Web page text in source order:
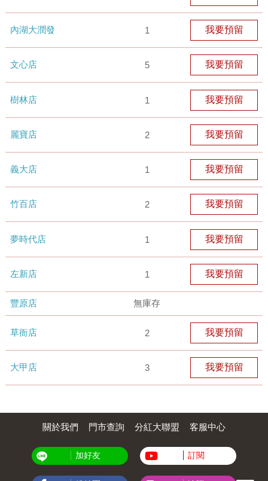
內湖大潤發 1 我要預留
文心店 5 我要預留
樹林店 1 我要預留
麗寶店 2 我要預留
義大店 1 我要預留
竹百店 2 我要預留
夢時代店 1 我要預留
左新店 1 我要預留
豐原店 無庫存
草衙店 2 我要預留
大甲店 3 我要預留
關於我們 門市查詢 分紅大聯盟 客服中心
加好友 訂閱